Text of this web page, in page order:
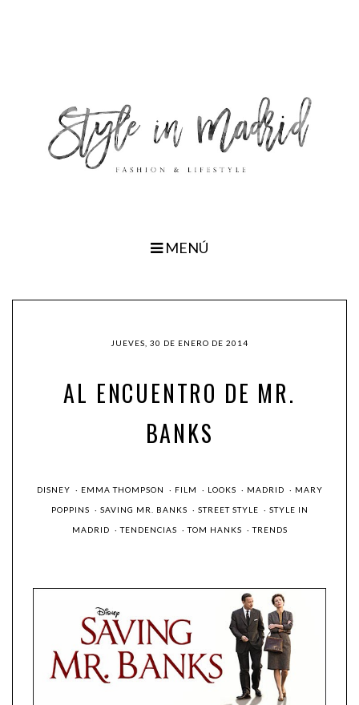
MENÚ
JUEVES, 30 DE ENERO DE 2014
AL ENCUENTRO DE MR.
BANKS
DISNEY · EMMA THOMPSON · FILM · LOOKS · MADRID · MARY
POPPINS · SAVING MR. BANKS · STREET STYLE · STYLE IN
MADRID ·TENDENCIAS ·TOM HANKS ·TRENDS